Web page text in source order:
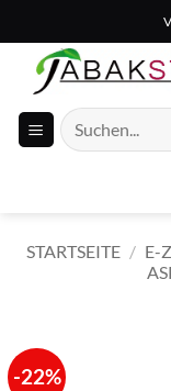
Inhalt
springen
Suche
nach:
STARTSEITE / E-
-22%